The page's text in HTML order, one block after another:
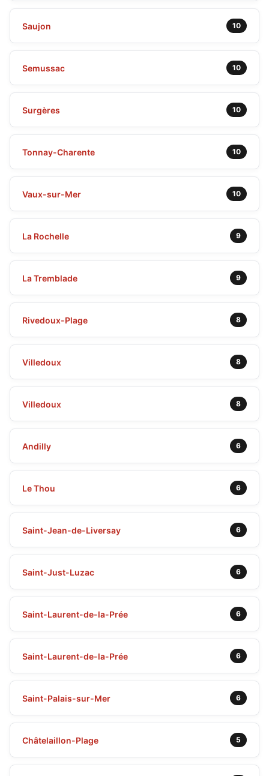
Saujon 10
Semussac 10
Surgères 10
Tonnay-Charente 10
Vaux-sur-Mer 10
La Rochelle 9
La Tremblade 9
Rivedoux-Plage 8
Villedoux 8
Villedoux 8
Andilly 6
Le Thou 6
Saint-Jean-de-Liversay 6
Saint-Just-Luzac 6
Saint-Laurent-de-la-Prée 6
Saint-Laurent-de-la-Prée 6
Saint-Palais-sur-Mer 6
Châtelaillon-Plage 5